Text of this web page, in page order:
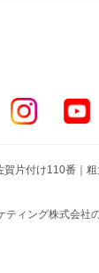
片付け110番｜
ティング株式会社